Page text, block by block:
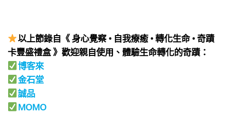
以上節錄自《 身心覺察 • 自我療癒 • 轉化生命 • 奇蹟
卡豐盛禮盒 》歡迎親自使用、體驗生命轉化的奇蹟：
博客來
金石堂
誠品
MOMO